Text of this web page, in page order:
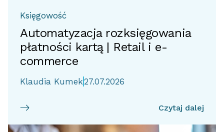
Księgowość
Automatyzacja rozksięgowania
płatności kartą | Retail i e-
commerce
Klaudia Kumek27.07.2026
Czytaj dalej